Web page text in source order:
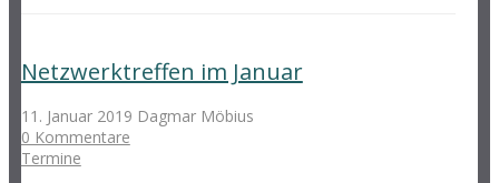
Netzwerktreffen im Januar
11. Januar 2019 Dagmar Möbius
0 Kommentare
Termine